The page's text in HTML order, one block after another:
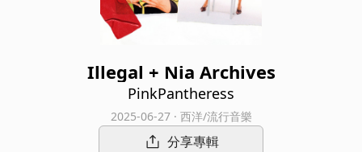
Illegal + Nia Archives
PinkPantheress
2025-06-27 · 西洋/流行音樂
分享專輯